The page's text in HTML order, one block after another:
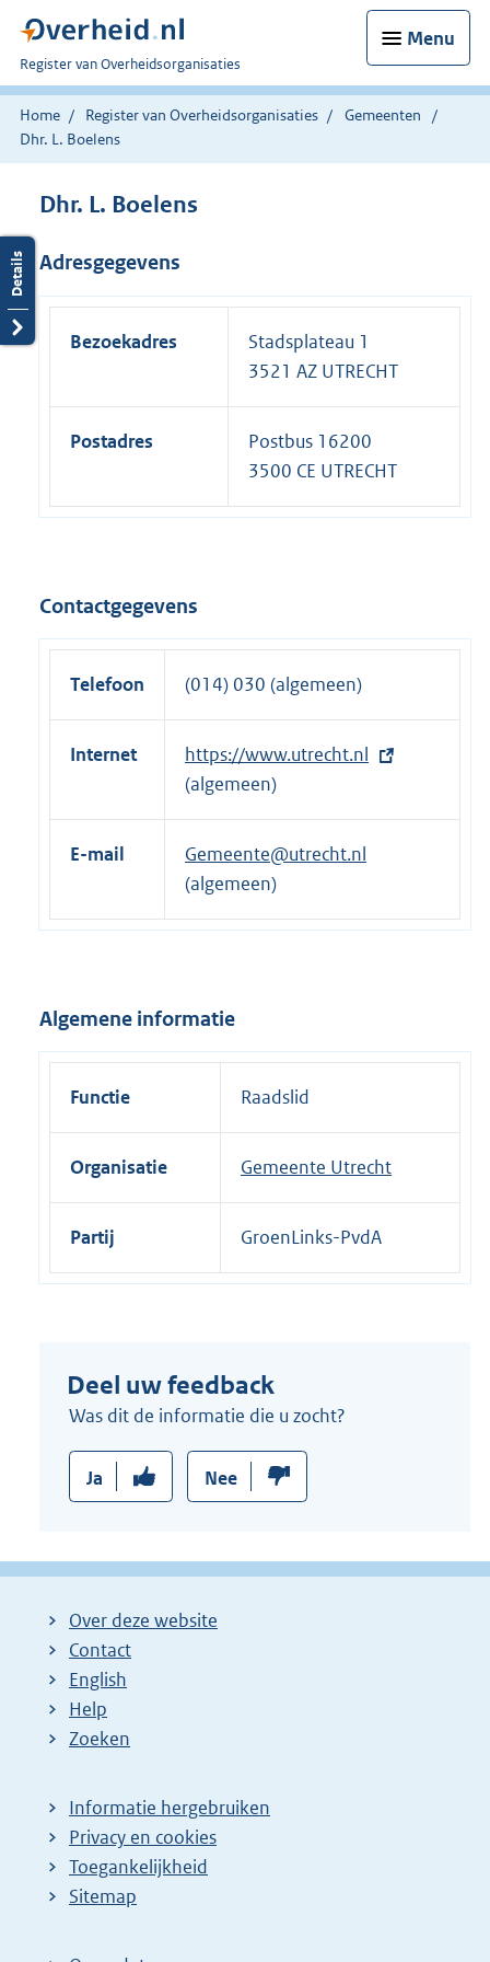
Menu
U
bent
nu
hier:
Register van Overheidsorganisaties
Home Register van Overheidsorganisaties
Gemeenten
Dhr. L. Boelens
Dhr. L. Boelens
Adresgegevens
Bezoekadres
Stadsplateau 1
3521 AZ UTRECHT
Postadres
Postbus 16200
3500 CE UTRECHT
Contactgegevens
Telefoon (014) 030 (algemeen)
Internet
E
x
t
e
r
e
n
k
https://www.utrecht.nl
(algemeen)
E-mail
Gemeente@utrecht.nl
(algemeen)
Algemene informatie
Functie Raadslid
Organisatie Gemeente Utrecht
Partij GroenLinks-PvdA
Deel uw feedback
Was dit de informatie die u zocht?
Ja Nee
Over deze website
Contact
English
Help
Zoeken
Informatie hergebruiken
Privacy en cookies
Toegankelijkheid
Sitemap